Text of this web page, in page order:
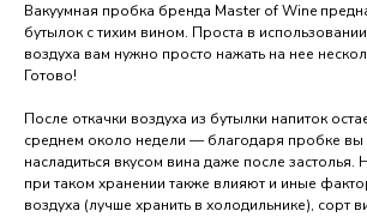
Вакуумная пробка бренда Master of Wine
бутылок с тихим вином. Проста в
воздуха вам нужно просто нажать на нее
Готово!
После откачки воздуха из бутылки напиток
среднем около недели — благодаря пробке вы
насладиться вкусом вина даже после застолья.
при таком хранении также влияют и иные
воздуха (лучше хранить в холодильнике), сорт